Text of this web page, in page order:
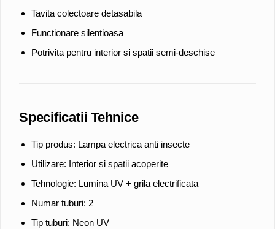
Tavita colectoare detasabila
Functionare silentioasa
Potrivita pentru interior si spatii semi-deschise
Specificatii Tehnice
Tip produs: Lampa electrica anti insecte
Utilizare: Interior si spatii acoperite
Tehnologie: Lumina UV + grila electrificata
Numar tuburi: 2
Tip tuburi: Neon UV